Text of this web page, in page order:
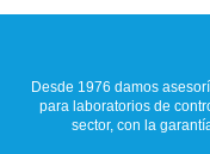
Desde 1976 damos
para laboratorios de
sector, con la